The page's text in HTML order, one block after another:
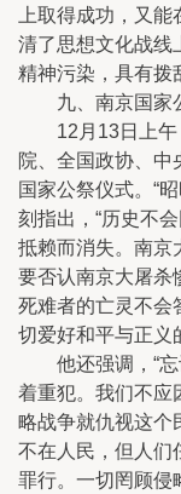
上取得成功，又
清了思想文化战线
精神污染，具有拨
九、南京国家公
12月13日上午
院、全国政协、中
国家公祭仪式。“
刻指出，“历史不
抵赖而消失。南京
要否认南京大屠杀
死难者的亡灵不会
切爱好和平与正义
他还强调，“忘
着重犯。我们不应
略战争就仇视这个
不在人民，但人们
罪行。一切罔顾侵